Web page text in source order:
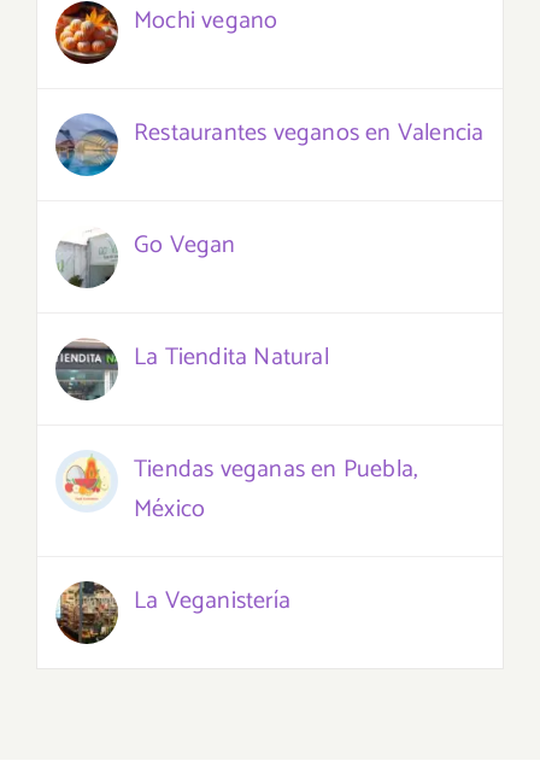
Mochi vegano
Restaurantes veganos en Valencia
Go Vegan
La Tiendita Natural
Tiendas veganas en Puebla,
México
La Veganistería